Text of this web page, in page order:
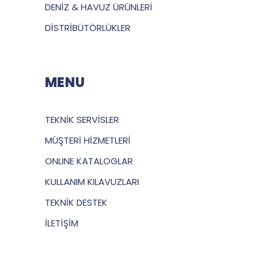
DENİZ & HAVUZ ÜRÜNLERİ
DİSTRİBÜTÖRLÜKLER
MENU
TEKNİK SERVİSLER
MÜŞTERİ HİZMETLERİ
ONLINE KATALOGLAR
KULLANIM KILAVUZLARI
TEKNİK DESTEK
İLETİŞİM